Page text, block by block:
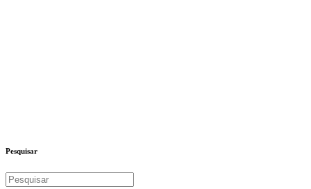
Pesquisar